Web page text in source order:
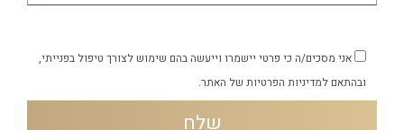
אני מסכים/ה כי פרטי יישמרו וייעשה בהם שימוש לצורך טיפול בפנייתי,
ובהתאם למדיניות הפרטיות של האתר.